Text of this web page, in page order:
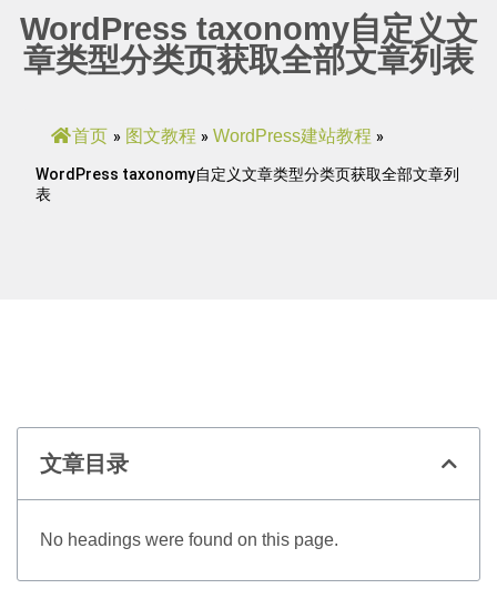
WordPress taxonomy自定义文
章类型分类页获取全部文章列表
首页 » 图文教程 » WordPress建站教程 »
WordPress taxonomy自定义文章类型分类页获取全部文章列
表
文章目录
No headings were found on this page.